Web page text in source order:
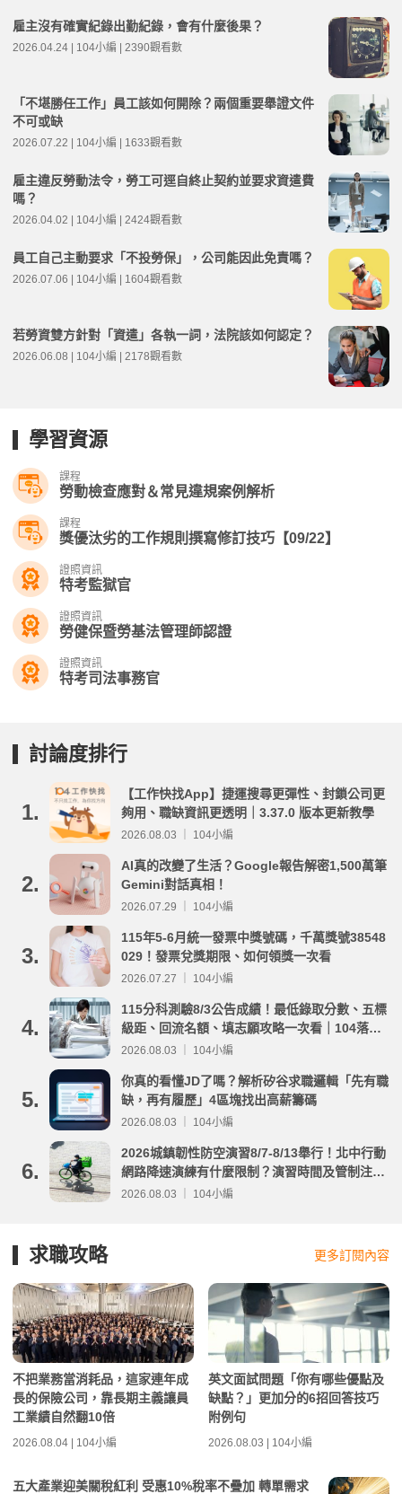
雇主沒有確實紀錄出勤紀錄，會有什麼後果？
2026.04.24 | 104小編 | 2390觀看數
「不堪勝任工作」員工該如何開除？兩個重要舉證文件
不可或缺
2026.07.22 | 104小編 | 1633觀看數
雇主違反勞動法令，勞工可逕自終止契約並要求資遣費
嗎？
2026.04.02 | 104小編 | 2424觀看數
員工自己主動要求「不投勞保」，公司能因此免責嗎？
2026.07.06 | 104小編 | 1604觀看數
若勞資雙方針對「資遣」各執一詞，法院該如何認定？
2026.06.08 | 104小編 | 2178觀看數
學習資源
課程
勞動檢查應對＆常見違規案例解析
課程
獎優汰劣的工作規則撰寫修訂技巧【09/22】
證照資訊
特考監獄官
證照資訊
勞健保暨勞基法管理師認證
證照資訊
特考司法事務官
討論度排行
1.
【工作快找App】捷運搜尋更彈性、封鎖公司更
夠用、職缺資訊更透明｜3.37.0 版本更新教學
2026.08.03 ｜ 104小編
2.
AI真的改變了生活？Google報告解密1,500萬筆
Gemini對話真相！
2026.07.29 ｜ 104小編
3.
115年5-6月統一發票中獎號碼，千萬獎號38548
029！發票兌獎期限、如何領獎一次看
2026.07.27 ｜ 104小編
4.
115分科測驗8/3公告成績！最低錄取分數、五標
級距、回流名額、填志願攻略一次看｜104落點
分析
2026.08.03 ｜ 104小編
5.
你真的看懂JD了嗎？解析矽谷求職邏輯「先有職
缺，再有履歷」4區塊找出高薪籌碼
2026.08.03 ｜ 104小編
6.
2026城鎮韌性防空演習8/7-8/13舉行！北中行動
網路降速演練有什麼限制？演習時間及管制注意
事項整理
2026.08.03 ｜ 104小編
求職攻略 更多訂閱內容
不把業務當消耗品，這家連年成
長的保險公司，靠長期主義讓員
工業績自然翻10倍
2026.08.04 | 104小編
英文面試問題「你有哪些優點及
缺點？」更加分的6招回答技巧
附例句
2026.08.03 | 104小編
五大產業迎美關稅紅利 受惠10%稅率不疊加 轉單需求